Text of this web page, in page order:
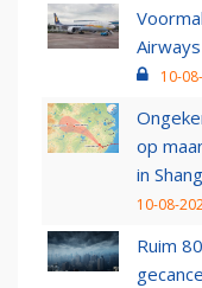
10-
op
in
10-08-
Ruim